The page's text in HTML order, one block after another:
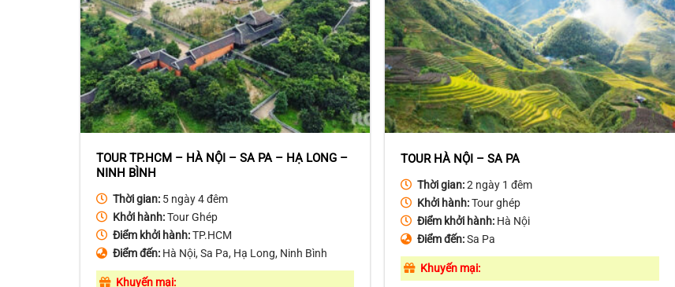
TOUR TP.HCM – HÀ NỘI – SA PA – HẠ LONG –
NINH BÌNH
Thời gian:5 ngày 4 đêm
Khởi hành:Tour Ghép
Điểm khởi hành:TP.HCM
Điểm đến:Hà Nội, Sa Pa, Hạ Long, Ninh Bình
Khuyến mại:
TOUR HÀ NỘI – SA PA
Thời gian:2 ngày 1 đêm
Khởi hành:Tour ghép
Điểm khởi hành: Hà Nội
Điểm đến:Sa Pa
Khuyến mại: